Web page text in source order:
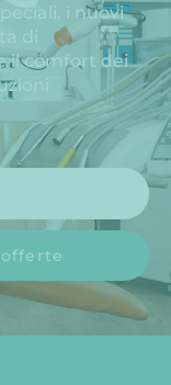
i nuovi
di
il comfort dei